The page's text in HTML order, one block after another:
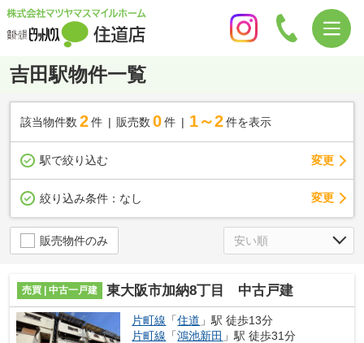
吉田駅物件一覧
該当物件数 2件 販売数 0 件 1～2 件を表示
駅で絞り込む 変更
絞り込み条件： なし 変更
販売物件のみ
売買 | 中古一戸建 東大阪市加納8丁目 中古戸建
片町線 「住道 」駅 徒歩13分
片町線 「鴻池新田 」駅 徒歩31分